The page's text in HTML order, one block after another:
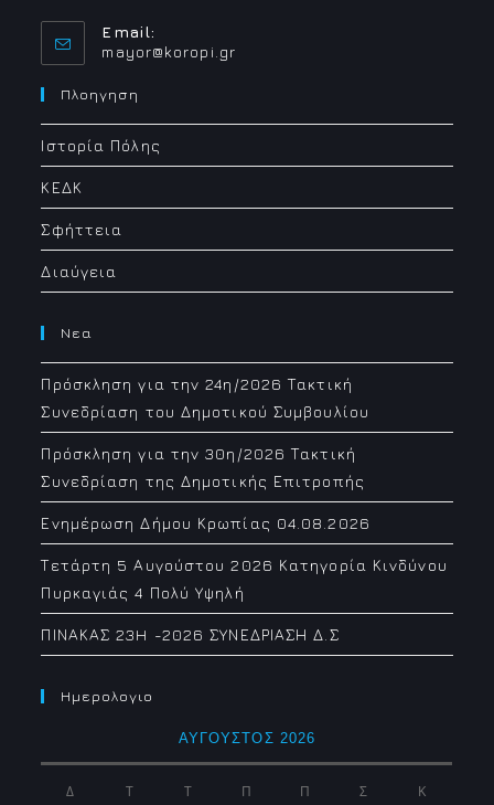
Email:
mayor@koropi.grOpens
Πλοηγηση
Ιστορία Πόλης
ΚΕΔΚ
Σφήττεια
Διαύγεια
Νεα
Πρόσκληση για την 24η/2026 Τακτική
Συνεδρίαση του Δημοτικού Συμβουλίου
Πρόσκληση για την 30η/2026 Τακτική
Συνεδρίαση της Δημοτικής Επιτροπής
Ενημέρωση Δήμου Κρωπίας 04.08.2026
Τετάρτη 5 Αυγούστου 2026 Κατηγορία Κινδύνου
Πυρκαγιάς 4 Πολύ Υψηλή
ΠΙΝΑΚΑΣ 23H -2026 ΣΥΝΕΔΡΙΑΣΗ Δ.Σ
Ημερολογιο
ΑΎΓΟΥΣΤΟΣ 2026
Δ Τ Τ Π Π Σ Κ